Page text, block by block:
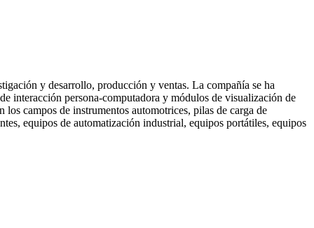
y desarrollo, producción y ventas. La compañía se ha
interacción persona-computadora y módulos de visualización de
campos de instrumentos automotrices, pilas de carga de
equipos de automatización industrial, equipos portátiles, equipos